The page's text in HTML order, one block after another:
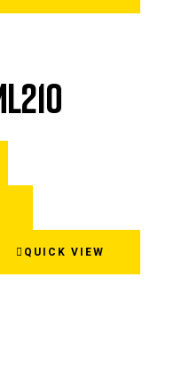
QUICK VIEW